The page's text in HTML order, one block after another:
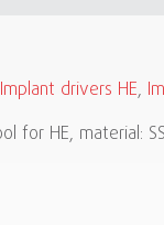
Implant drivers HE,
for HE, material: